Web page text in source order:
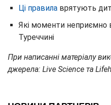
Ці правила врятують
Які моменти неприємно
Туреччині
При написанні матеріалу
джерела: Live Science та